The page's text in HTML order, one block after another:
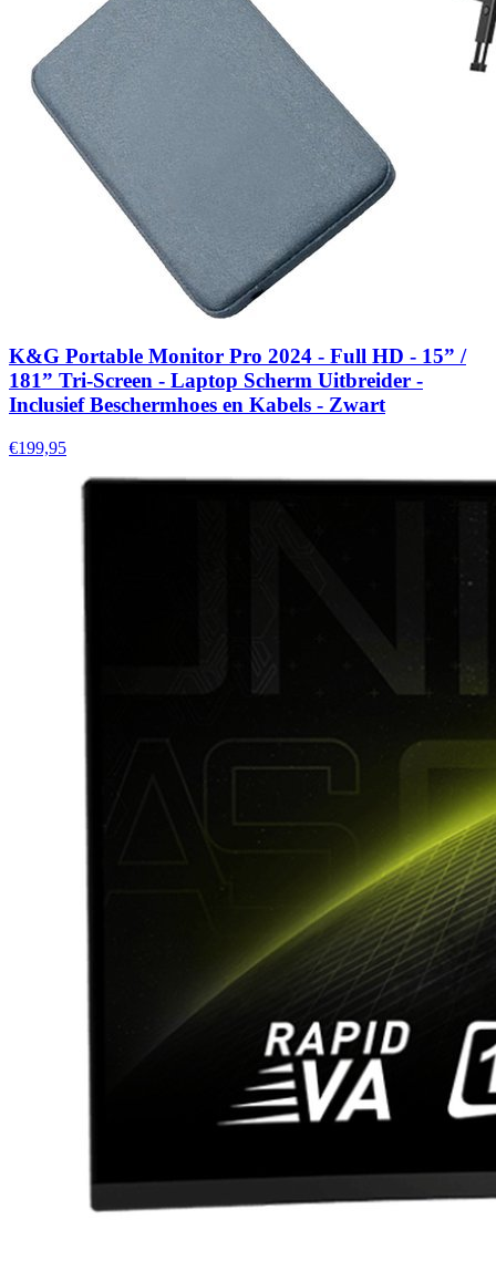
K&G Portable Monitor Pro 2024 - Full HD - 15” /
181” Tri-Screen - Laptop Scherm Uitbreider -
Inclusief Beschermhoes en Kabels - Zwart
€199,95